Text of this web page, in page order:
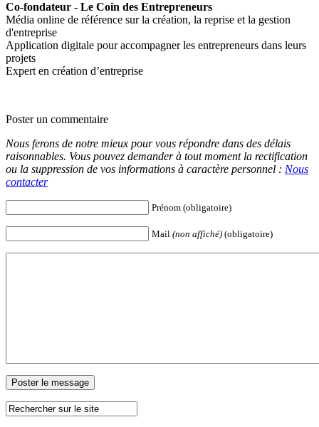
Co-fondateur - Le Coin des Entrepreneurs
Média online de référence sur la création, la reprise et la gestion
d'entreprise
Application digitale pour accompagner les entrepreneurs dans leurs
projets
Expert en création d’entreprise
Poster un commentaire
Nous ferons de notre mieux pour vous répondre dans des délais
raisonnables. Vous pouvez demander à tout moment la rectification
ou la suppression de vos informations à caractère personnel : Nous
contacter
Prénom (obligatoire)
Mail (non affiché) (obligatoire)